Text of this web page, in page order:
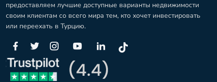
предоставляем лучшие доступные варианты недвижимости
своим клиентам со всего мира тем, кто хочет инвестировать
или переехать в Турцию.